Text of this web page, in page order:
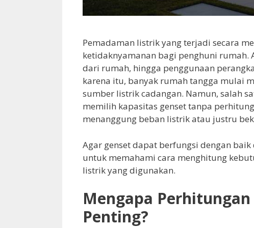
Pemadaman listrik yang terjadi secara
ketidaknyamanan bagi penghuni rumah.
dari rumah, hingga penggunaan
karena itu, banyak rumah tangga mulai
sumber listrik cadangan. Namun, salah
memilih kapasitas genset tanpa
menanggung beban listrik atau justru
Agar genset dapat berfungsi dengan
untuk memahami cara menghitung
listrik yang digunakan.
Mengapa
Penting?